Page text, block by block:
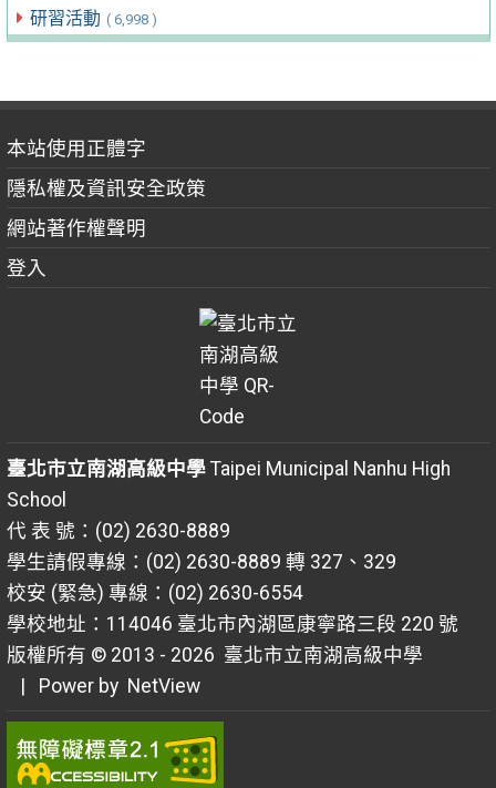
研習活動 ( 6,998 )
本站使用正體字
隱私權及資訊安全政策
網站著作權聲明
登入
臺北市立南湖高級中學Taipei Municipal Nanhu High
School
代 表 號：(02) 2630-8889
學生請假專線：(02) 2630-8889 轉 327、329
校安 (緊急) 專線：(02) 2630-6554
學校地址：114046 臺北市內湖區康寧路三段 220 號
版權所有 © 2013 - 2026 臺北市立南湖高級中學
| Power by NetView